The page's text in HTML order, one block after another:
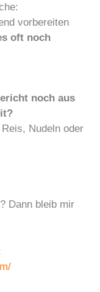
vorbereiten
oft noch
noch aus
Nudeln oder
Dann bleib mir